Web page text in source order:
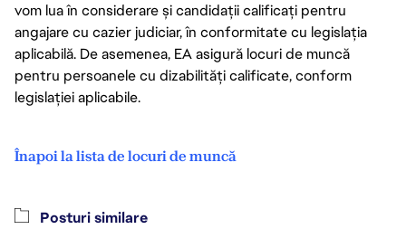
vom lua în considerare și candidații calificați pentru
angajare cu cazier judiciar, în conformitate cu legislația
aplicabilă. De asemenea, EA asigură locuri de muncă
pentru persoanele cu dizabilități calificate, conform
legislației aplicabile.
Înapoi la lista de locuri de muncă
Posturi similare